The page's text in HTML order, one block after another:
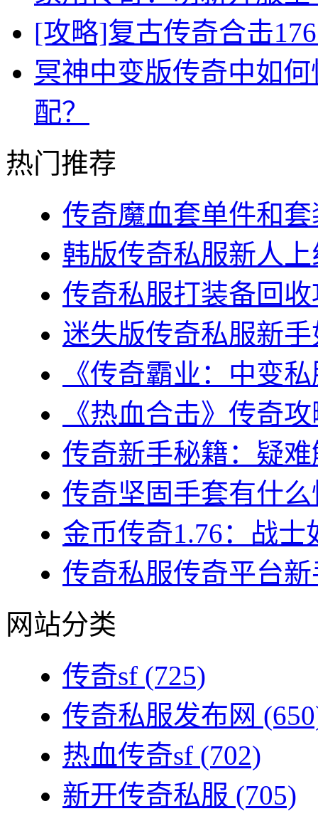
[攻略]复古传奇合击
冥神中变版传奇中如
配？
热门推荐
传奇魔血套单件和
韩版传奇私服新人
传奇私服打装备回
迷失版传奇私服新
《传奇霸业：中变
《热血合击》传奇
传奇新手秘籍：疑
传奇坚固手套有什么
金币传奇1.76：战
传奇私服传奇平台
网站分类
传奇sf (725)
传奇私服发布网
热血传奇sf (702)
新开传奇私服 (705)